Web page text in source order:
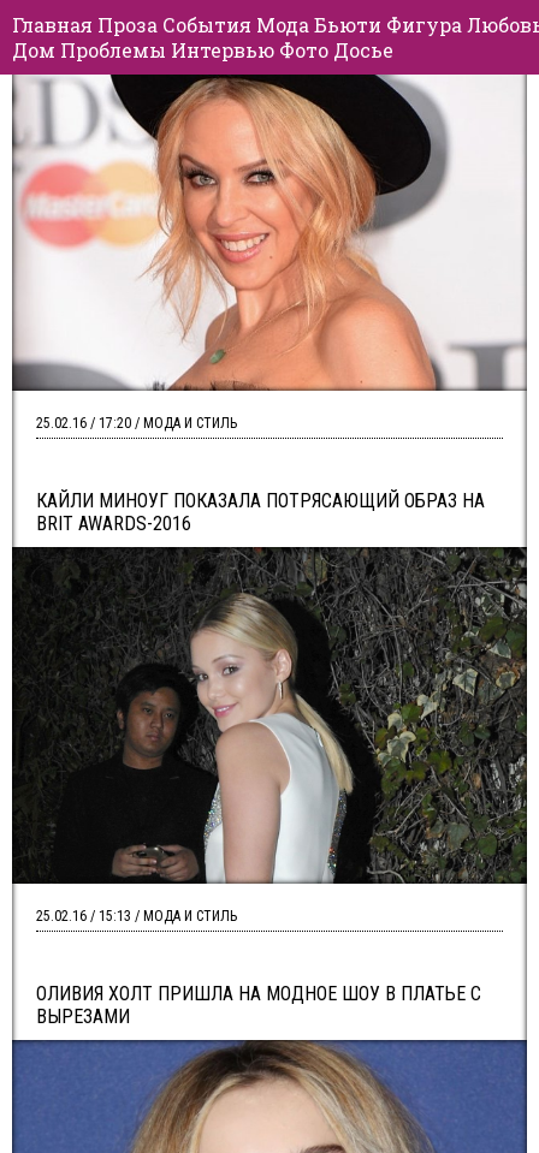
Главная Проза События Мода Бьюти Фигура
Дом Проблемы Интервью Фото Досье
КАЙЛИ МИНОУГ ПОКАЗАЛА ПОТРЯСАЮЩИЙ ОБРАЗ НА
BRIT AWARDS-2016
25.02.16 / 17:20 / МОДА И СТИЛЬ
ОЛИВИЯ ХОЛТ ПРИШЛА НА МОДНОЕ ШОУ В ПЛАТЬЕ С
ВЫРЕЗАМИ
25.02.16 / 15:13 / МОДА И СТИЛЬ